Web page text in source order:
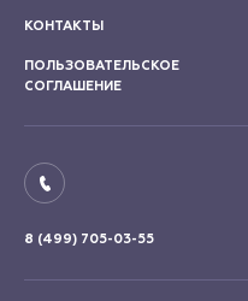
КОНТАКТЫ
ПОЛЬЗОВАТЕЛЬСКОЕ
СОГЛАШЕНИЕ
8 (499) 705-03-55